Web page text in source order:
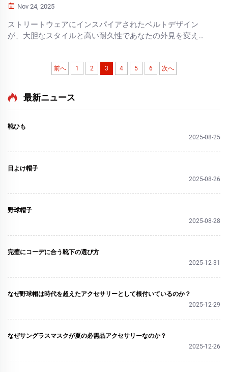
Nov 24, 2025
ストリートウェアにインスパイアされたベルトデザイン
が、大胆なスタイルと高い耐久性であなたの外見を変える
ワードローブをアップグレードしてください。
前へ 1 2 3 4 5 6 次へ
最新ニュース
靴ひも
2025-08-25
日よけ帽子
2025-08-26
野球帽子
2025-08-28
完璧にコーデに合う靴下の選び方
2025-12-31
なぜ野球帽は時代を超えたアクセサリーとして根付いているのか？
2025-12-29
なぜサングラスマスクが夏の必需品アクセサリーなのか？
2025-12-26